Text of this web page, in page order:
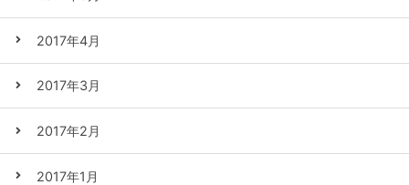
2017年4月
2017年3月
2017年2月
2017年1月